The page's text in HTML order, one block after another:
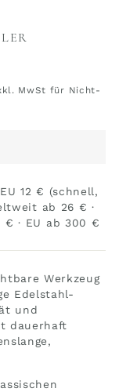
MwSt für Nicht-
12 € (schnell,
ab 26 € ·
€ · EU ab 300 €
Werkzeug
Edelstahl-
und
dauerhaft